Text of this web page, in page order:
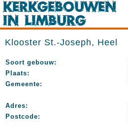
Klooster St.-Joseph, Heel
Soort gebouw:
Plaats:
Gemeente:
Adres:
Postcode: